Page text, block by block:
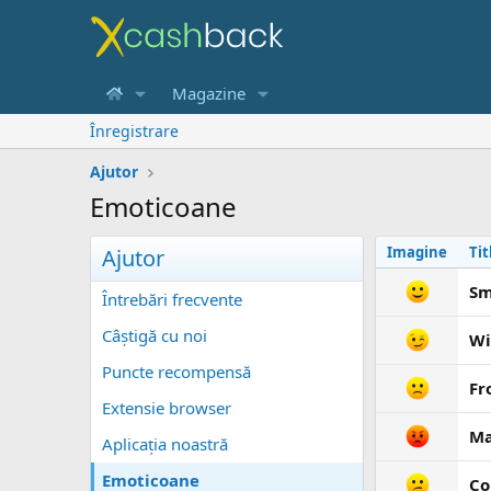
Magazine
Înregistrare
Ajutor
Emoticoane
Ajutor
Întrebări frecvente
Câştigă cu noi
Puncte recompensă
Extensie browser
Aplicaţia noastră
Emoticoane
Imagine